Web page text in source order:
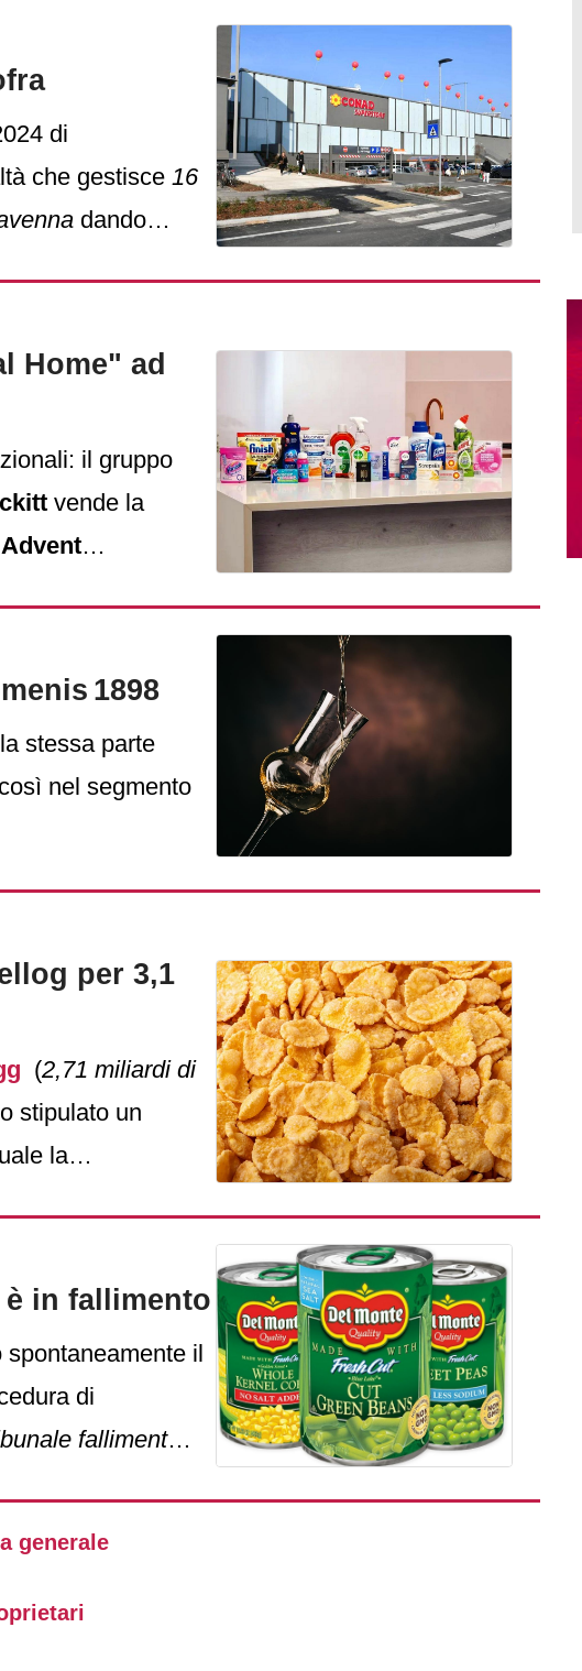
di
che gestisce 16
dando
Home" ad
il gruppo
vende la
Advent
1898
stessa parte
nel segmento
per 3,1
(2,71 miliardi di
stipulato un
la
è in fallimento
spontaneamente il
di
fallimentare
completa degli
generale